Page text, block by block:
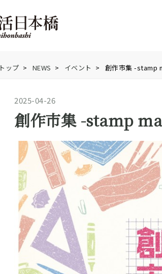
トップ > NEWS > イベント > 創作市集 -stamp
2025-04-26
創作市集 -stamp